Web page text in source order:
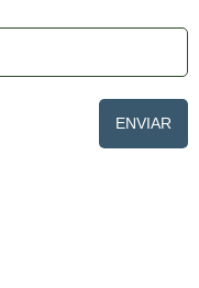
ENVIAR